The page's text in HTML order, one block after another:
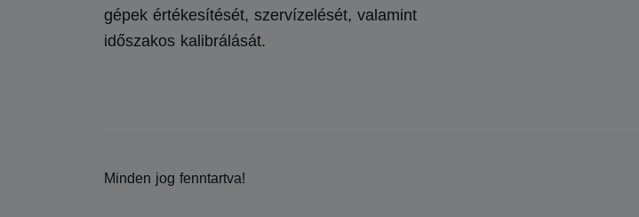
gépek értékesítését, szervízelését, valamint
időszakos kalibrálását.
Minden jog fenntartva!